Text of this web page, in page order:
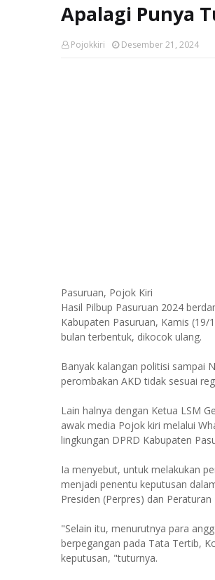
Apalagi Punya
Pojokkiri Desember 21, 2024
Pasuruan, Pojok Kiri
Hasil Pilbup Pasuruan 2024
Kabupaten Pasuruan, Kamis
bulan terbentuk, dikocok ulang.
Banyak kalangan politisi sampai
perombakan AKD tidak sesuai
Lain halnya dengan Ketua LSM
awak media Pojok kiri melalui
lingkungan DPRD Kabupaten
Ia menyebut, untuk melakukan
menjadi penentu keputusan
Presiden (Perpres) dan
"Selain itu, menurutnya para
berpegangan pada Tata Tertib,
keputusan, "tuturnya.